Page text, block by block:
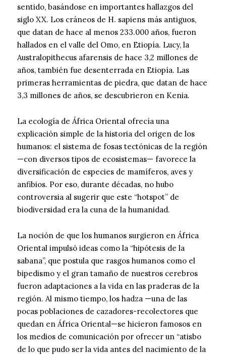
sentido, basándose en importantes hallazgos del
siglo XX. Los cráneos de H. sapiens más antiguos,
que datan de hace al menos 233.000 años, fueron
hallados en el valle del Omo, en Etiopía. Lucy, la
Australopithecus afarensis de hace 3,2 millones de
años, también fue desenterrada en Etiopía. Las
primeras herramientas de piedra, que datan de hace
3,3 millones de años, se descubrieron en Kenia.
La ecología de África Oriental ofrecía una
explicación simple de la historia del origen de los
humanos: el sistema de fosas tectónicas de la región
—con diversos tipos de ecosistemas— favorece la
diversificación de especies de mamíferos, aves y
anfibios. Por eso, durante décadas, no hubo
controversia al sugerir que este “hotspot” de
biodiversidad era la cuna de la humanidad.
La noción de que los humanos surgieron en África
Oriental impulsó ideas como la “hipótesis de la
sabana”, que postula que rasgos humanos como el
bipedismo y el gran tamaño de nuestros cerebros
fueron adaptaciones a la vida en las praderas de la
región. Al mismo tiempo, los hadza —una de las
pocas poblaciones de cazadores-recolectores que
quedan en África Oriental—se hicieron famosos en
los medios de comunicación por ofrecer un “atisbo
de lo que pudo ser la vida antes del nacimiento de la